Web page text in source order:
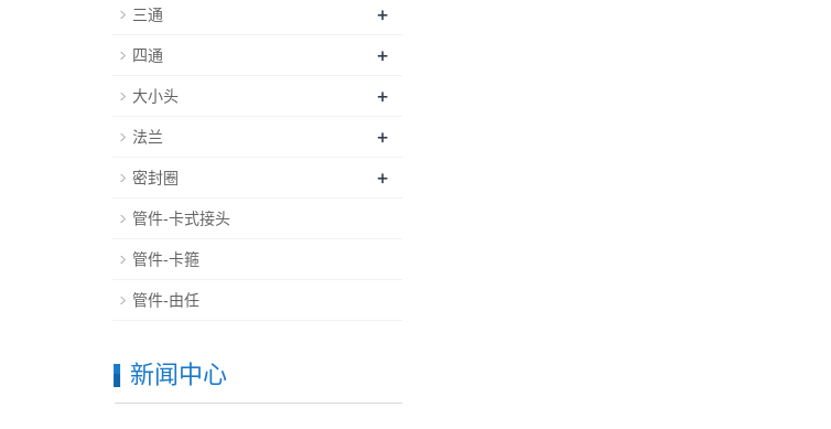
三通 +
四通 +
大小头 +
法兰 +
密封圈 +
管件-卡式接头
管件-卡箍
管件-由任
新闻中心